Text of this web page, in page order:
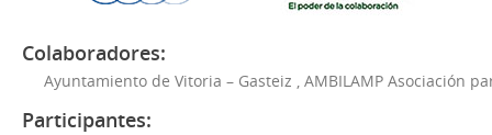
Colaboradores:
Ayuntamiento de Vitoria – Gasteiz AMBILAMP Asociación
Participantes: